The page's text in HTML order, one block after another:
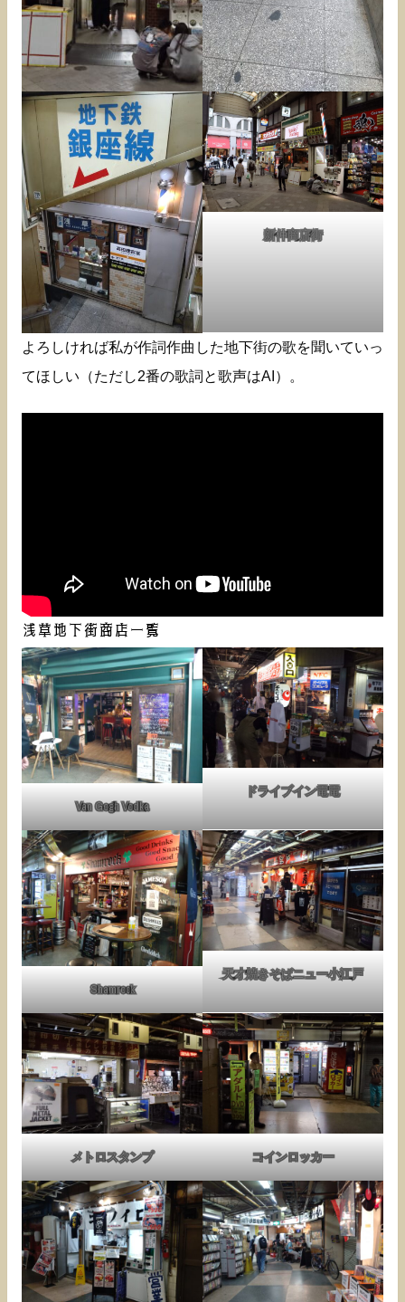
新仲商店街
よろしければ私が作詞作曲した地下街の歌を聞いていっ
てほしい（ただし2番の歌詞と歌声はAI）。
浅草地下街商店一覧
Van Gogh Vodka
ドライブイン電電
Shamrock
天才焼きそばニュー小江戸
メトロスタンプ コインロッカー